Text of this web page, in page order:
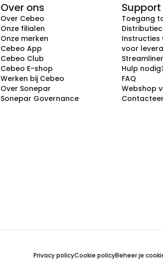
Over ons
Over Cebeo
Onze filialen
Onze merken
Cebeo App
Cebeo Club
Cebeo E-shop
Werken bij Cebeo
Over Sonepar
Sonepar Governance
Support
Toegang
Instructies
voor
Streamliner
Hulp
FAQ
Webshop
Privacy policyCookie policyBeheer je